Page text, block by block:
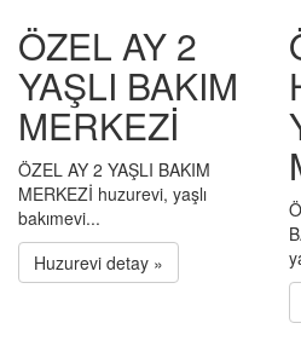
ÖZEL AY 2
YAŞLI BAKIM
MERKEZİ
ÖZEL AY 2 YAŞLI BAKIM
MERKEZİ huzurevi, yaşlı
bakımevi...
Huzurevi detay »